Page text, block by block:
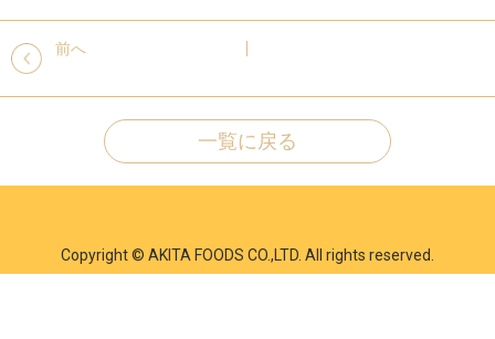
前へ
一覧に戻る
Copyright © AKITA FOODS CO.,LTD. All rights reserved.